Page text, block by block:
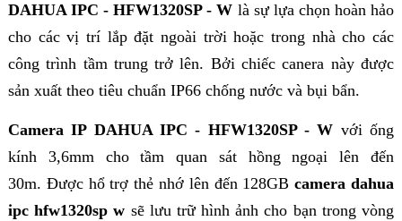
DAHUA IPC - HFW1320SP - W là sự lựa chọn hoàn hảo
cho các vị trí lắp đặt ngoài trời hoặc trong nhà cho các
công trình tầm trung trở lên. Bởi chiếc canera này được
sản xuất theo tiêu chuẩn IP66 chống nước và bụi bẩn.
Camera IP DAHUA IPC - HFW1320SP - W với ống
kính 3,6mm cho tầm quan sát hồng ngoại lên đến
30m. Được hổ trợ thẻ nhớ lên đến 128GBcamera dahua
ipc hfw1320sp w sẽ lưu trữ hình ảnh cho bạn trong vòng